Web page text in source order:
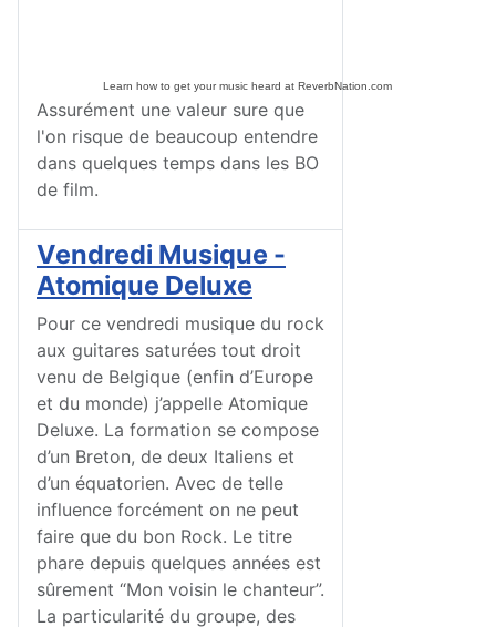
Learn how to get your music heard at ReverbNation.com
Assurément une valeur sure que
l'on risque de beaucoup entendre
dans quelques temps dans les BO
de film.
Vendredi Musique -
Atomique Deluxe
Pour ce vendredi musique du rock
aux guitares saturées tout droit
venu de Belgique (enfin d’Europe
et du monde) j’appelle Atomique
Deluxe. La formation se compose
d’un Breton, de deux Italiens et
d’un équatorien. Avec de telle
influence forcément on ne peut
faire que du bon Rock. Le titre
phare depuis quelques années est
sûrement “Mon voisin le chanteur”.
La particularité du groupe, des